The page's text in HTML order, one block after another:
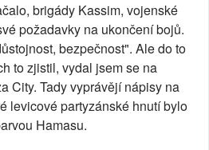
brigády Kassim, vojenské
požadavky na ukončení bojů.
bezpečnost". Ale do to
to zjistil, vydal jsem se na
City. Tady vyprávějí nápisy na
levicové partyzánské hnutí bylo
Hamasu.